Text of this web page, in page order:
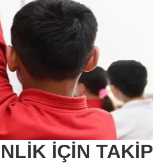
İÇİN TAKİP